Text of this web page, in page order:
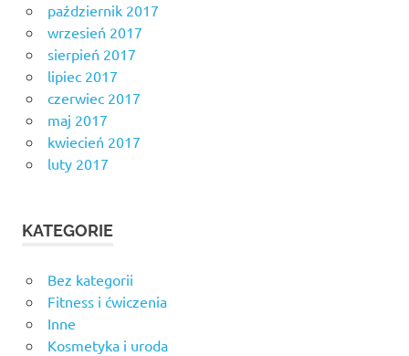
październik 2017
wrzesień 2017
sierpień 2017
lipiec 2017
czerwiec 2017
maj 2017
kwiecień 2017
luty 2017
KATEGORIE
Bez kategorii
Fitness i ćwiczenia
Inne
Kosmetyka i uroda